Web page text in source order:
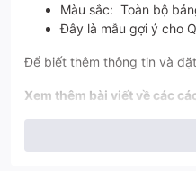
Màu sắc: Toàn bộ
Đây là mẫu gợi ý cho
Để biết thêm thông tin và
Xem thêm bài viết về các
Cúp độc quyền và